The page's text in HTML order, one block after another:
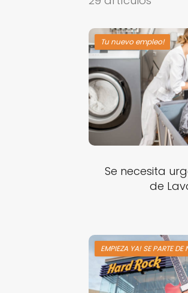
Tu nuevo empleo!
Se necesita
de
EMPIEZA YA! SE PARTE DE